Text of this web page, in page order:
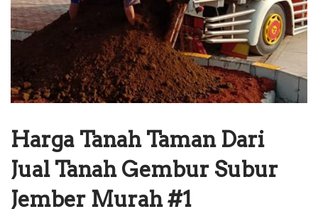
Harga Tanah Taman Dari
Jual Tanah Gembur Subur
Jember Murah #1